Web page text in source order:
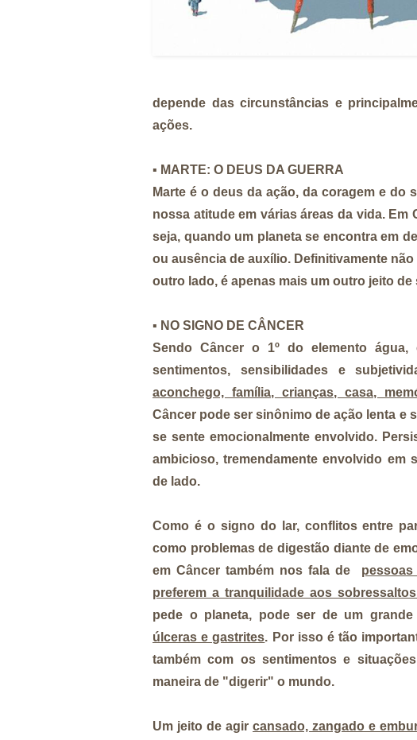
depende das circunstâncias e
ações.
▪️ MARTE: O DEUS DA GUERRA
Marte é o deus da ação, da coragem e do
nossa atitude em várias áreas da vida. Em
seja, quando um planeta se encontra em
ou ausência de auxílio. Definitivamente
outro lado, é apenas mais um outro jeito de
▪️ NO SIGNO DE CÂNCER
Sendo Câncer o 1º do elemento
sentimentos, sensibilidades e
aconchego, família, crianças, casa,
Câncer pode ser sinônimo de ação lenta e
se sente emocionalmente envolvido.
ambicioso, tremendamente envolvido em
de lado.
Como é o signo do lar, conflitos entre
como problemas de digestão diante de
em Câncer também nos fala de
preferem a tranquilidade aos
pede o planeta, pode ser de um
úlceras e gastrites. Por isso é tão
também com os sentimentos e
maneira de "digerir" o mundo.
Um jeito de agir cansado, zangado e